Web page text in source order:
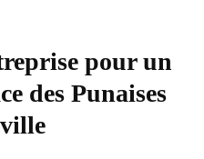
pour un
des Punaises